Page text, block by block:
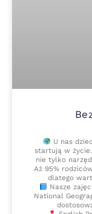
U nas
startują w
nie tylko
Aż 95%
dlatego
Nasze
National